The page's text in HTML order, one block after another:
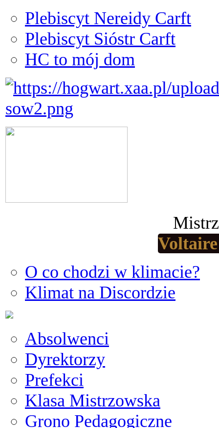
Plebiscyt Nereidy Carft
Plebiscyt Sióstr Carft
HC to mój dom
O co chodzi w klimacie?
Klimat na Discordzie
Absolwenci
Dyrektorzy
Prefekci
Klasa Mistrzowska
Grono Pedagogiczne